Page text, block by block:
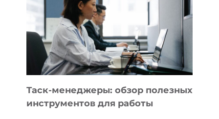
ПРЕДМЕТЫ
ПО
ИСКУССТВЕННОМУ
ИНТЕЛЛЕКТУ
Таск-менеджеры: обзор полезных
инструментов для работы